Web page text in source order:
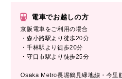
電車でお越しの方
京阪電車をご利用の場合
・森小路駅より徒歩20分
・千林駅より徒歩20分
・守口市駅より徒歩25分
Osaka Metro長堀鶴見緑地線・今里